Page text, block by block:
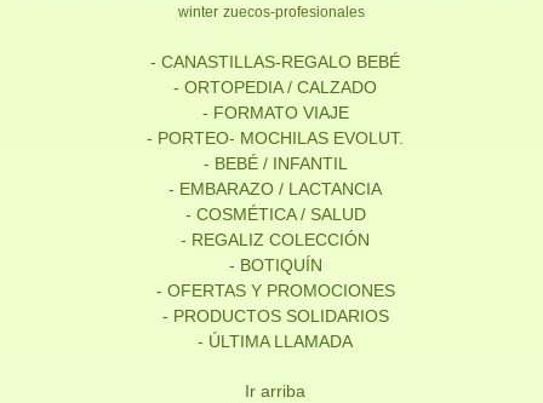
winter zuecos-profesionales
- CANASTILLAS-REGALO BEBÉ
- ORTOPEDIA / CALZADO
- FORMATO VIAJE
- PORTEO- MOCHILAS EVOLUT.
- BEBÉ / INFANTIL
- EMBARAZO / LACTANCIA
- COSMÉTICA / SALUD
- REGALIZ COLECCIÓN
- BOTIQUÍN
- OFERTAS Y PROMOCIONES
- PRODUCTOS SOLIDARIOS
- ÚLTIMA LLAMADA
Ir arriba